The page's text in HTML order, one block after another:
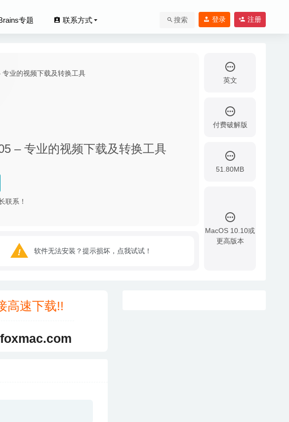
专题 联系方式 搜索 登录 注册
– 专业的视频下载及转换工具
联系！
英文
付费破解版
51.80MB
MacOS 10.10或
更高版本
软件无法安装？提示损坏，点我试试！
高速下载!!
foxmac.com
03-19
20
具 2024-06-11